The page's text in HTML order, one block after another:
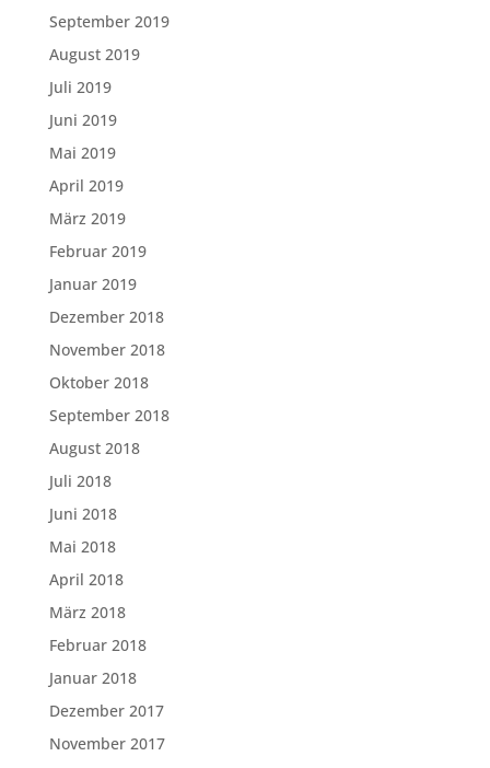
September 2019
August 2019
Juli 2019
Juni 2019
Mai 2019
April 2019
März 2019
Februar 2019
Januar 2019
Dezember 2018
November 2018
Oktober 2018
September 2018
August 2018
Juli 2018
Juni 2018
Mai 2018
April 2018
März 2018
Februar 2018
Januar 2018
Dezember 2017
November 2017